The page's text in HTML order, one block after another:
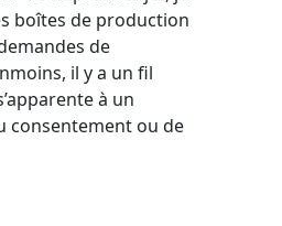
boîtes de production
de
il y a un fil
à un
consentement ou de